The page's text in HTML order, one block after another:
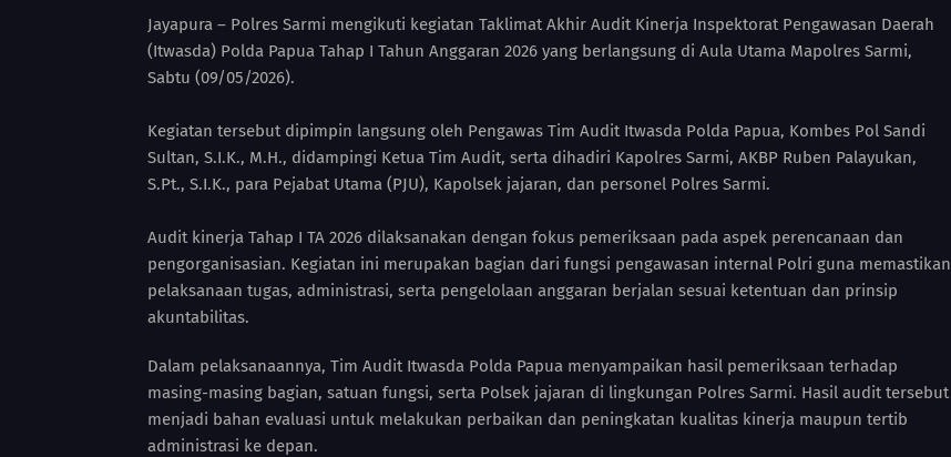
Jayapura – Polres Sarmi mengikuti kegiatan Taklimat Akhir Audit Kinerja Inspektorat Pengawasan Daerah
(Itwasda) Polda Papua Tahap I Tahun Anggaran 2026 yang berlangsung di Aula Utama Mapolres Sarmi,
Sabtu (09/05/2026).
Kegiatan tersebut dipimpin langsung oleh Pengawas Tim Audit Itwasda Polda Papua, Kombes Pol Sandi
Sultan, S.I.K., M.H., didampingi Ketua Tim Audit, serta dihadiri Kapolres Sarmi, AKBP Ruben Palayukan,
S.Pt., S.I.K., para Pejabat Utama (PJU), Kapolsek jajaran, dan personel Polres Sarmi.
Audit kinerja Tahap I TA 2026 dilaksanakan dengan fokus pemeriksaan pada aspek perencanaan dan
pengorganisasian. Kegiatan ini merupakan bagian dari fungsi pengawasan internal Polri guna memastikan
pelaksanaan tugas, administrasi, serta pengelolaan anggaran berjalan sesuai ketentuan dan prinsip
akuntabilitas.
Dalam pelaksanaannya, Tim Audit Itwasda Polda Papua menyampaikan hasil pemeriksaan terhadap
masing-masing bagian, satuan fungsi, serta Polsek jajaran di lingkungan Polres Sarmi. Hasil audit tersebut
menjadi bahan evaluasi untuk melakukan perbaikan dan peningkatan kualitas kinerja maupun tertib
administrasi ke depan.